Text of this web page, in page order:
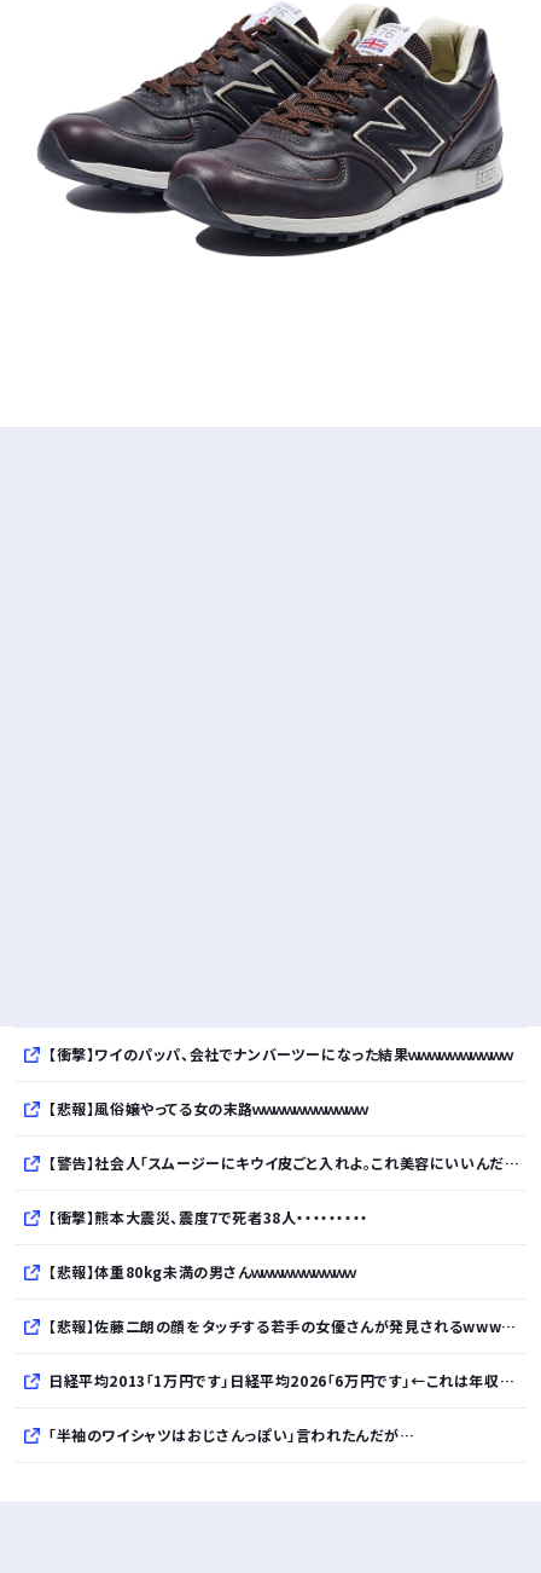
【衝撃】ワイのパッパ、会社でナンバーツーになった結果ｗｗｗｗｗｗｗｗｗｗ
【悲報】風俗嬢やってる女の末路ｗｗｗｗｗｗｗｗｗｗｗ
【警告】社会人「スムージーにキウイ皮ごと入れよ。これ美容にいいんだよね〜」→ 結果…
【衝撃】熊本大震災、震度7で死者38人・・・・・・・・・
【悲報】体重80kg未満の男さんｗｗｗｗｗｗｗｗｗｗ
【悲報】佐藤二朗の顔をタッチする若手の女優さんが発見されるwwwwwwwwwwwwww
日経平均2013「1万円です」日経平均2026「6万円です」←これは年収爆上がりしたんやろなぁ…
「半袖のワイシャツはおじさんっぽい」言われたんだが…